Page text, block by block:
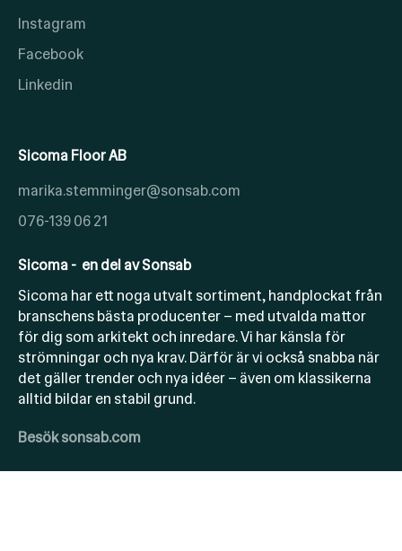
Instagram
Facebook
Linkedin
Sicoma Floor AB
marika.stemminger@sonsab.com
076-139 06 21
Sicoma - en del av Sonsab
Sicoma har ett noga utvalt sortiment, handplockat från
branschens bästa producenter – med utvalda mattor
för dig som arkitekt och inredare. Vi har känsla för
strömningar och nya krav. Därför är vi också snabba när
det gäller trender och nya idéer – även om klassikerna
alltid bildar en stabil grund.
Besök sonsab.com